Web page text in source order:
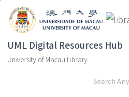
UML Digital Resources Hub
University of Macau Library